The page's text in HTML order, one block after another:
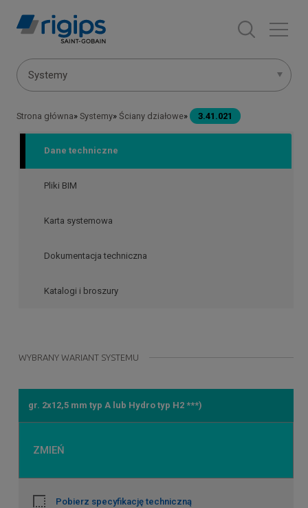
Menu
Systemy
Ścieżka
nawigacyjna
Strona główna Systemy Ściany działowe 3.41.021
Dane techniczne
Pliki BIM
Karta systemowa
Dokumentacja techniczna
Katalogi i broszury
WYBRANY WARIANT SYSTEMU
gr. 2x12,5 mm typ A lub Hydro typ H2 ***)
ZMIEŃ
Pobierz specyfikację techniczną